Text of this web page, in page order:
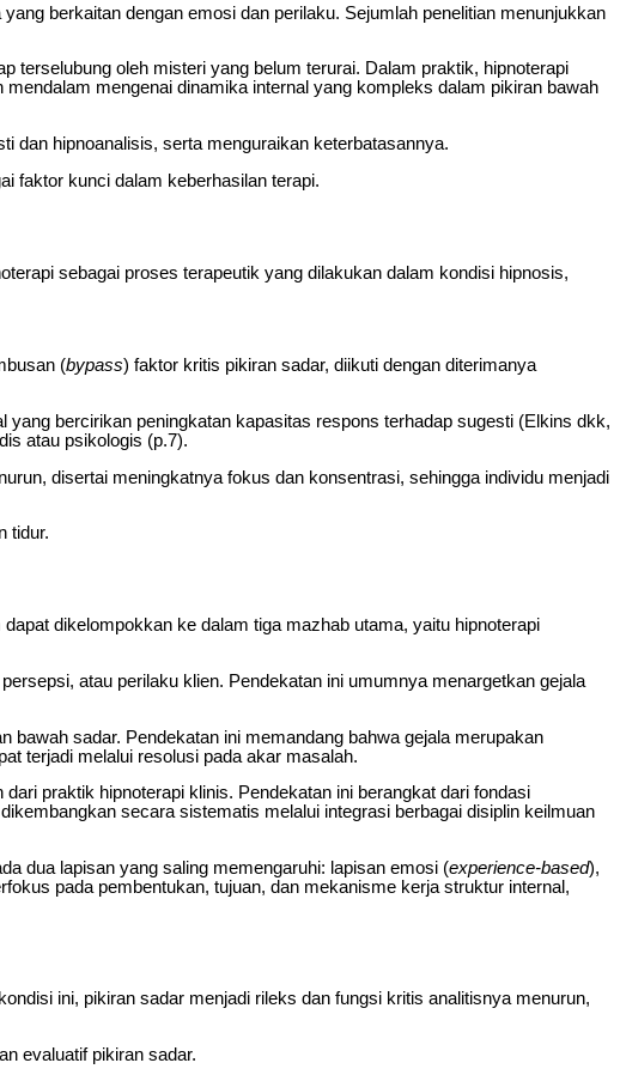
berkaitan dengan emosi dan perilaku. Sejumlah penelitian menunjukkan
terselubung oleh misteri yang belum terurai. Dalam praktik, hipnoterapi
mengenai dinamika internal yang kompleks dalam pikiran bawah
dan hipnoanalisis, serta menguraikan keterbatasannya.
faktor kunci dalam keberhasilan terapi.
sebagai proses terapeutik yang dilakukan dalam kondisi hipnosis,
(bypass) faktor kritis pikiran sadar, diikuti dengan diterimanya
bercirikan peningkatan kapasitas respons terhadap sugesti (Elkins dkk,
atau psikologis (p.7).
disertai meningkatnya fokus dan konsentrasi, sehingga individu menjadi
tidur.
dikelompokkan ke dalam tiga mazhab utama, yaitu hipnoterapi
atau perilaku klien. Pendekatan ini umumnya menargetkan gejala
bawah sadar. Pendekatan ini memandang bahwa gejala merupakan
terjadi melalui resolusi pada akar masalah.
praktik hipnoterapi klinis. Pendekatan ini berangkat dari fondasi
secara sistematis melalui integrasi berbagai disiplin keilmuan
dua lapisan yang saling memengaruhi: lapisan emosi (experience-based),
pada pembentukan, tujuan, dan mekanisme kerja struktur internal,
ini, pikiran sadar menjadi rileks dan fungsi kritis analitisnya menurun,
evaluatif pikiran sadar.